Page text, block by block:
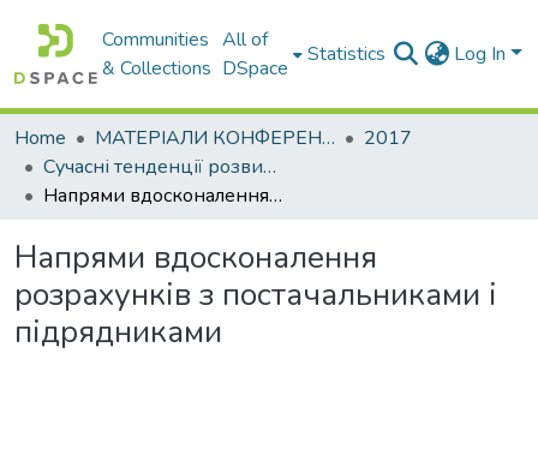
Communities
& Collections
All of
DSpace
Statistics Log In
Home МАТЕРІАЛИ КОНФЕРЕНЦІЙ
2017
Сучасні тенденції розвитку світової економіки. Том. ІІ
Напрями вдосконалення розрахунків з постачальниками і підрядниками
Напрями вдосконалення
розрахунків з постачальниками і
підрядниками